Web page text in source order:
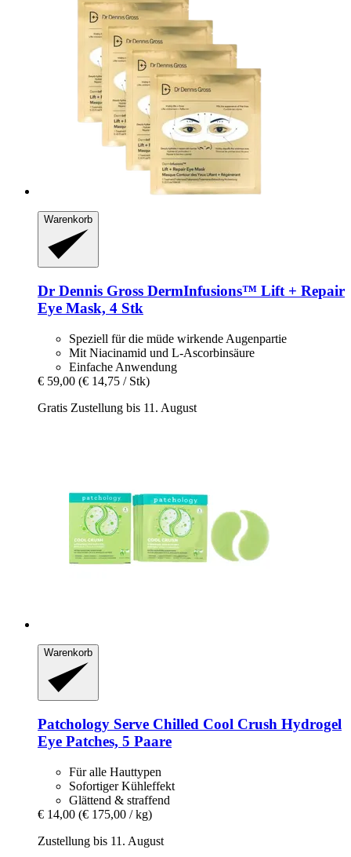
Warenkorb
Dr Dennis Gross DermInfusions™ Lift + Repair
Eye Mask, 4 Stk
Speziell für die müde wirkende Augenpartie
Mit Niacinamid und L-Ascorbinsäure
Einfache Anwendung
€ 59,00 (€ 14,75 / Stk)
Gratis Zustellung bis 11. August
Warenkorb
Patchology Serve Chilled Cool Crush Hydrogel
Eye Patches, 5 Paare
Für alle Hauttypen
Sofortiger Kühleffekt
Glättend & straffend
€ 14,00 (€ 175,00 / kg)
Zustellung bis 11. August